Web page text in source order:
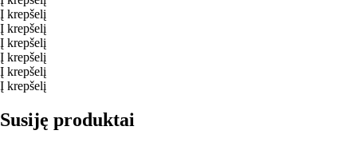
Į krepšelį
Į krepšelį
Į krepšelį
Į krepšelį
Į krepšelį
Į krepšelį
Susiję produktai